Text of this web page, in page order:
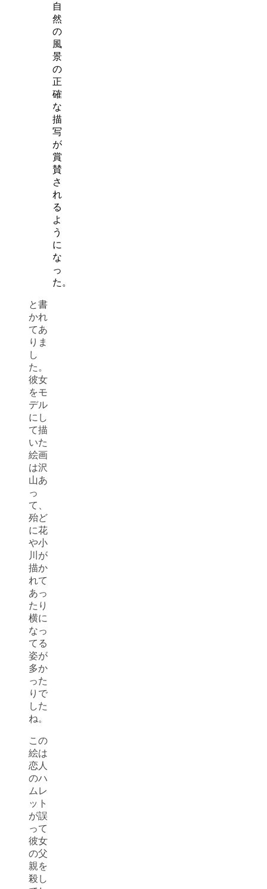
自
然
の
風
景
の
正
確
な
描
写
が
賞
賛
さ
れ
る
よ
う
に
な
っ
た。
と書
かれ
てあ
りま
し
た。
彼女
をモ
デル
にし
て描
いた
絵画
は沢
山あ
っ
て、
殆ど
に花
や小
川が
描か
れて
あっ
たり
横に
なっ
てる
姿が
多か
った
りで
した
ね。
この
絵は
恋人
のハ
ムレ
ット
が誤
って
彼女
の父
親を
殺し